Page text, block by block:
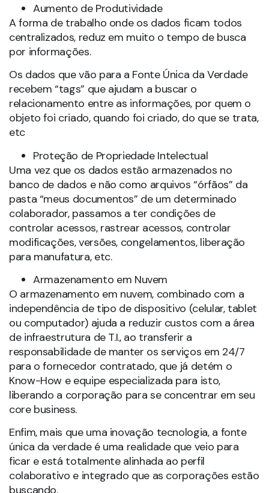
Aumento de Produtividade
A forma de trabalho onde os dados ficam todos
centralizados, reduz em muito o tempo de busca
por informações.
Os dados que vão para a Fonte Única da Verdade
recebem “tags” que ajudam a buscar o
relacionamento entre as informações, por quem o
objeto foi criado, quando foi criado, do que se trata,
etc
Proteção de Propriedade Intelectual
Uma vez que os dados estão armazenados no
banco de dados e não como arquivos “órfãos” da
pasta “meus documentos” de um determinado
colaborador, passamos a ter condições de
controlar acessos, rastrear acessos, controlar
modificações, versões, congelamentos, liberação
para manufatura, etc.
Armazenamento em Nuvem
O armazenamento em nuvem, combinado com a
independência de tipo de dispositivo (celular, tablet
ou computador) ajuda a reduzir custos com a área
de infraestrutura de T.I., ao transferir a
responsabilidade de manter os serviços em 24/7
para o fornecedor contratado, que já detém o
Know-How e equipe especializada para isto,
liberando a corporação para se concentrar em seu
core business.
Enfim, mais que uma inovação tecnologia, a fonte
única da verdade é uma realidade que veio para
ficar e está totalmente alinhada ao perfil
colaborativo e integrado que as corporações estão